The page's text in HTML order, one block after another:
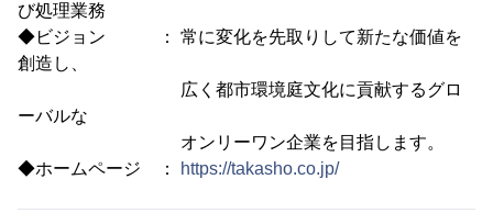
び処理業務
◆ビジョン ： 常に変化を先取りして新たな価値を
創造し、
広く都市環境庭文化に貢献するグロ
ーバルな
オンリーワン企業を目指します。
◆ホームページ ：
https://takasho.co.jp/